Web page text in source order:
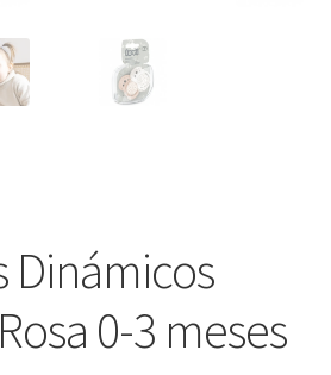
Dinámicos
0-3 meses